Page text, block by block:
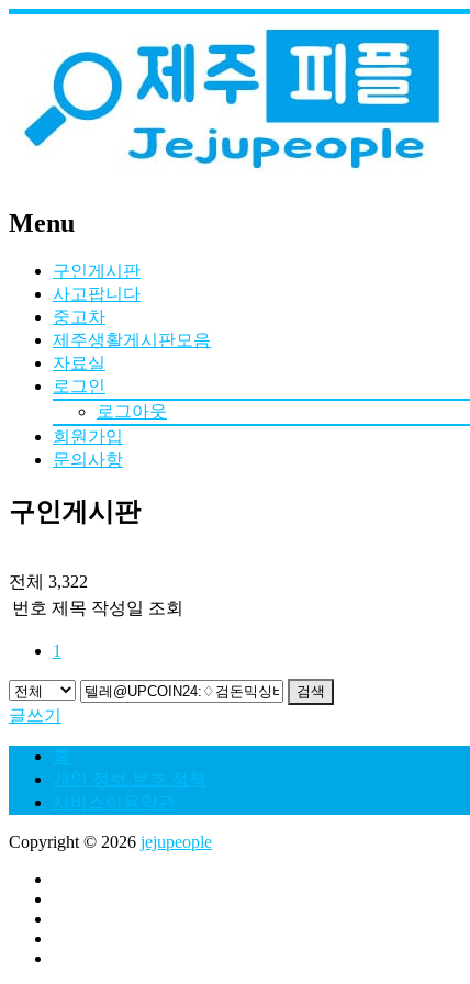
Menu
구인게시판
사고팝니다
중고차
제주생활게시판모음
자료실
로그인
로그아웃
회원가입
문의사항
구인게시판
전체 3,322
번호 제목 작성일 조회
1
검색
글쓰기
홈
개인 정보 보호 정책
서비스이용약관
Copyright © 2026 jejupeople